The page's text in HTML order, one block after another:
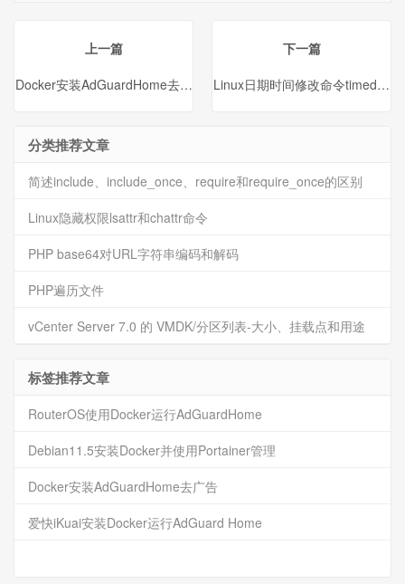
上一篇
Docker安装AdGuardHome去广告
下一篇
Linux日期时间修改命令
分类推荐文章
简述include、include_once、require和require_once的区别
Linux隐藏权限lsattr和chattr命令
PHP base64对URL字符串编码和解码
PHP遍历文件
vCenter Server 7.0 的 VMDK/分区列表-大小、挂载点和用途
标签推荐文章
RouterOS使用Docker运行AdGuardHome
Debian11.5安装Docker并使用Portainer管理
Docker安装AdGuardHome去广告
爱快iKuai安装Docker运行AdGuard Home